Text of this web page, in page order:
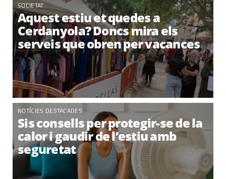
SOCIETAT
Aquest estiu et quedes a
Cerdanyola? Doncs mira els
serveis que obren per vacances
NOTÍCIES DESTACADES
Sis consells per protegir-se de la
calor i gaudir de l’estiu amb
seguretat